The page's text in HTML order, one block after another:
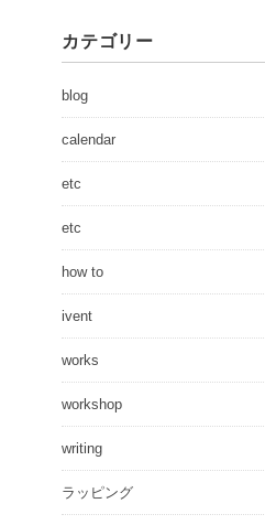
カテゴリー
blog
calendar
etc
etc
how to
ivent
works
workshop
writing
ラッピング